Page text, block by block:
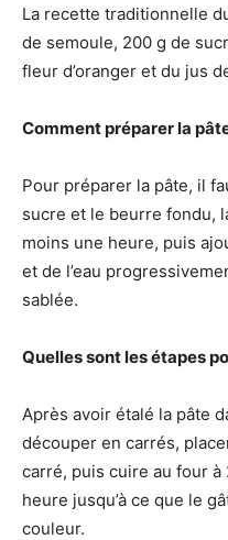
La recette traditionnelle
de semoule, 200 g de
fleur d’oranger et du jus
Comment préparer la
Pour préparer la pâte, il
sucre et le beurre fondu,
moins une heure, puis
et de l’eau
sablée.
Quelles sont les étapes
Après avoir étalé la pâte
découper en carrés,
carré, puis cuire au four
heure jusqu’à ce que le
couleur.